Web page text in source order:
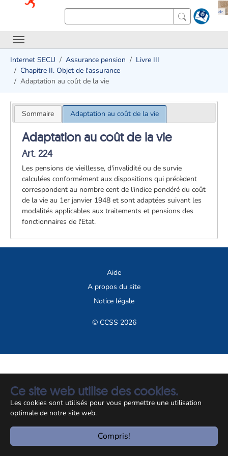
Ce site web utilise des cookies.
Les cookies sont utilisés pour vous permettre une utilisation
optimale de notre site web.
Compris!
Internet SECU Assurance pension
Livre III
Chapitre II. Objet de l'assurance
Adaptation au coût de la vie
Sommaire Adaptation au coût de la vie
Adaptation au coût de la vie
Art. 224
Les pensions de vieillesse, d'invalidité ou de survie
calculées conformément aux dispositions qui précèdent
correspondent au nombre cent de l'indice pondéré du coût
de la vie au 1er janvier 1948 et sont adaptées suivant les
modalités applicables aux traitements et pensions des
fonctionnaires de l'Etat.
Aide
A propos du site
Notice légale
© CCSS 2026